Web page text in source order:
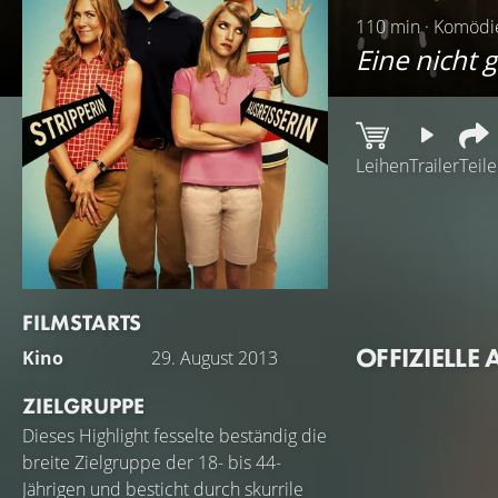
110 min ·
Eine nicht
FILMSTARTS
Kino 29. August 2013
ZIELGRUPPE
Dieses Highlight fesselte beständig die
breite Zielgruppe der 18- bis 44-
Jährigen und besticht durch skurrile
LeihenTrailer
Um das Geld
Rose, der
rekrutiert, und
OFFIZIELLE